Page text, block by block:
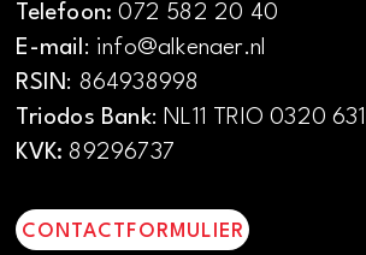
Telefoon:072 582 20 40
E-mail: info@alkenaer.nl
RSIN: 864938998
Triodos Bank: NL11 TRIO 0320
KVK: 89296737
CONTACTFORMULIER